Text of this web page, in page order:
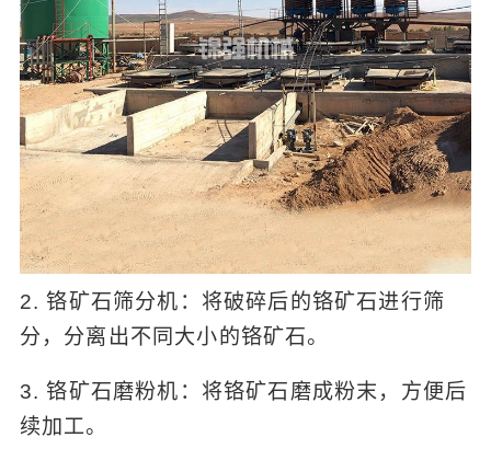
2. 铬矿石筛分机：将破碎后的铬矿石进行筛
分，分离出不同大小的铬矿石。
3. 铬矿石磨粉机：将铬矿石磨成粉末，方便后
续加工。